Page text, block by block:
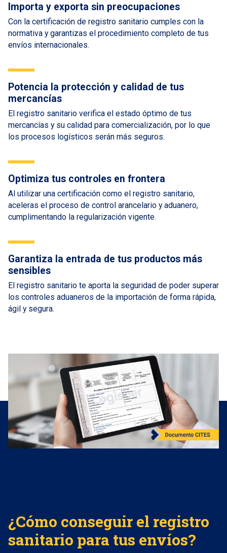
Importa y exporta sin preocupaciones
Con la certificación de registro sanitario cumples con la
normativa y garantizas el procedimiento completo de tus
envíos internacionales.
Potencia la protección y calidad de tus
mercancías
El registro sanitario verifica el estado óptimo de tus
mercancías y su calidad para comercialización, por lo que
los procesos logísticos serán más seguros.
Optimiza tus controles en frontera
Al utilizar una certificación como el registro sanitario,
aceleras el proceso de control arancelario y aduanero,
cumplimentando la regularización vigente.
Garantiza la entrada de tus productos más
sensibles
El registro sanitario te aporta la seguridad de poder superar
los controles aduaneros de la importación de forma rápida,
ágil y segura.
¿Cómo conseguir el registro
sanitario para tus envíos?